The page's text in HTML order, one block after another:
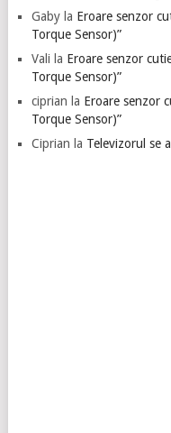
Gabyla Eroare senzor
Torque Sensor)”
Vali la Eroare senzor
Torque Sensor)”
ciprian la Eroare senzor
Torque Sensor)”
Ciprian la Televizorul se